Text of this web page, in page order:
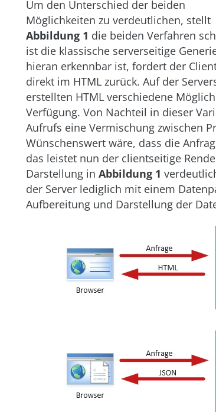
Um den Unterschied der beiden
Möglichkeiten zu verdeutlichen, stellt
Abbildung 1 die beiden Verfahren
ist die klassische serverseitige
hieran erkennbar ist, fordert der
direkt im HTML zurück. Auf der
erstellten HTML verschiedene
Verfügung. Von Nachteil in dieser
Aufrufs eine Vermischung zwischen
Wünschenswert wäre, dass die
das leistet nun der clientseitige
Darstellung in Abbildung 1
der Server lediglich mit einem
Aufbereitung und Darstellung der